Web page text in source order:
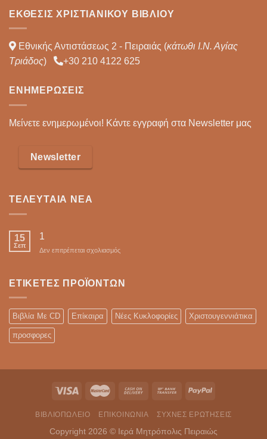
ΈΚΘΕΣΙΣ ΧΡΙΣΤΙΑΝΙΚΟΎ ΒΙΒΛΊΟΥ
Εθνικής Αντιστάσεως 2 - Πειραιάς (κάτωθι Ι.Ν. Αγίας
Τριάδος) +30 210 4122 625
ΕΝΗΜΕΡΏΣΕΙΣ
Μείνετε ενημερωμένοι! Κάντε εγγραφή στα Newsletter μας
Newsletter
ΤΕΛΕΥΤΑΊΑ ΝΈΑ
15
Σεπ
1
Δεν επιτρέπεται σχολιασμόςστο
ΕΤΙΚΈΤΕΣ ΠΡΟΪΌΝΤΩΝ
Βιβλία Με CD Επίκαιρα Νέες Κυκλοφορίες Χριστουγεννιάτικα
προσφορες
ΒΙΒΛΙΟΠΩΛΕΙΟ ΕΠΙΚΟΙΝΩΝΊΑ ΣΥΧΝΈΣ ΕΡΩΤΉΣΕΙΣ
Copyright 2026 © Ιερά Μητρόπολις Πειραιώς